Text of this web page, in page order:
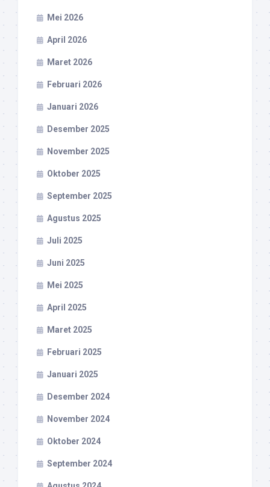
Mei 2026
April 2026
Maret 2026
Februari 2026
Januari 2026
Desember 2025
November 2025
Oktober 2025
September 2025
Agustus 2025
Juli 2025
Juni 2025
Mei 2025
April 2025
Maret 2025
Februari 2025
Januari 2025
Desember 2024
November 2024
Oktober 2024
September 2024